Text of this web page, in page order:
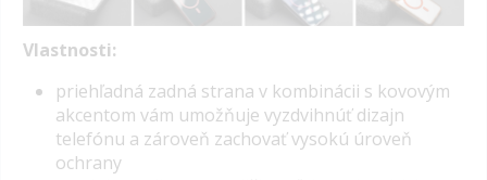
Vlastnosti:
priehľadná zadná strana v kombinácii s kovovým
akcentom vám umožňuje vyzdvihnúť dizajn
telefónu a zároveň zachovať vysokú úroveň
ochrany